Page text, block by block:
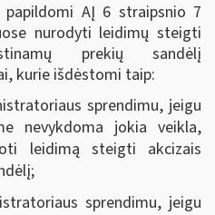
AĮ 6 straipsnio 7
nurodyti leidimų steigti
prekių sandėlį
kurie išdėstomi taip:
sprendimu, jeigu
nevykdoma jokia veikla,
leidimą steigti akcizais
sprendimu, jeigu